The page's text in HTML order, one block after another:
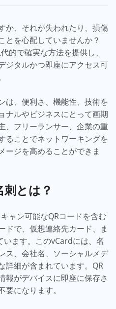
か、それが失われたり、損傷
とを心配していませんか？
的で確実な方法を提供し、
ジタルかつ即座にアクセス可
は、便利さ、機能性、技術を
ナルやビジネスにとって画期
、フリーランサー、企業の重
ることでネットワーキングを
ージを高めることができま
とは？
ャン可能なQRコードを含む
ドで、仮想連絡先カード、ま
ます。このvCardには、名
ス、会社名、ソーシャルメデ
詳細が含まれています。QR
報がデバイスに即座に保存さ
になります。